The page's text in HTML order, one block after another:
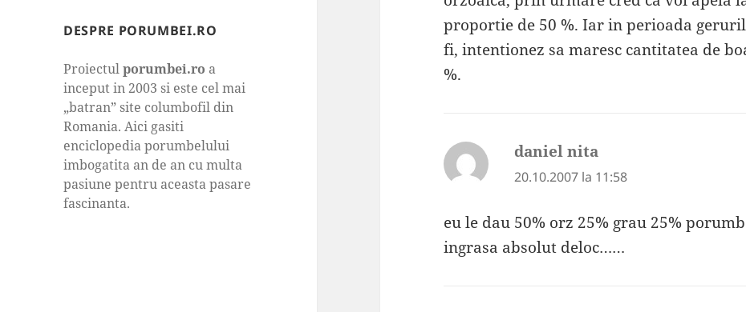
DESPRE PORUMBEI.RO
Proiectulporumbei.ro a
inceput in 2003 si este cel mai
„batran” site columbofil din
Romania. Aici gasiti
enciclopedia porumbelului
imbogatita an de an cu multa
pasiune pentru aceasta pasare
fascinanta.
proportie de 50 %. Iar in perioada
fi, intentionez sa maresc cantitatea de
%.
daniel nita
20.10.2007 la 11:58
eu le dau 50% orz 25% grau 25%
ingrasa absolut deloc……